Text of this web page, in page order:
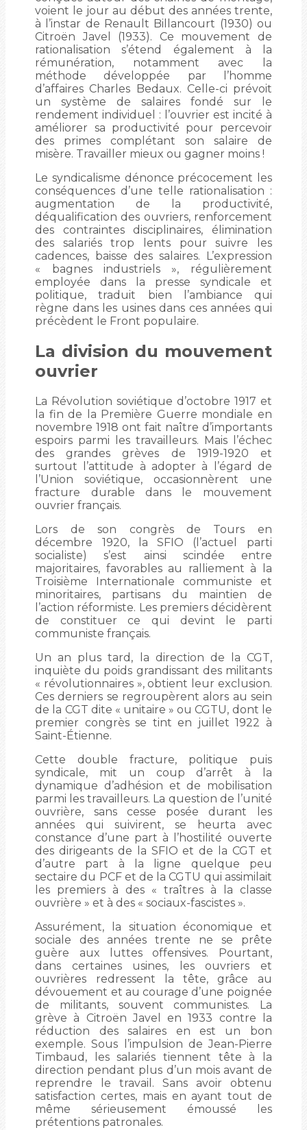
voient le jour au début des années trente,
à l’instar de Renault Billancourt (1930) ou
Citroën Javel (1933). Ce mouvement de
rationalisation s’étend également à la
rémunération, notamment avec la
méthode développée par l’homme
d’affaires Charles Bedaux. Celle-ci prévoit
un système de salaires fondé sur le
rendement individuel : l’ouvrier est incité à
améliorer sa productivité pour percevoir
des primes complétant son salaire de
misère. Travailler mieux ou gagner moins !
Le syndicalisme dénonce précocement les
conséquences d’une telle rationalisation :
augmentation de la productivité,
déqualification des ouvriers, renforcement
des contraintes disciplinaires, élimination
des salariés trop lents pour suivre les
cadences, baisse des salaires. L’expression
« bagnes industriels », régulièrement
employée dans la presse syndicale et
politique, traduit bien l’ambiance qui
règne dans les usines dans ces années qui
précèdent le Front populaire.
La division du mouvement
ouvrier
La Révolution soviétique d’octobre 1917 et
la fin de la Première Guerre mondiale en
novembre 1918 ont fait naître d’importants
espoirs parmi les travailleurs. Mais l’échec
des grandes grèves de 1919-1920 et
surtout l’attitude à adopter à l’égard de
l’Union soviétique, occasionnèrent une
fracture durable dans le mouvement
ouvrier français.
Lors de son congrès de Tours en
décembre 1920, la SFIO (l’actuel parti
socialiste) s’est ainsi scindée entre
majoritaires, favorables au ralliement à la
Troisième Internationale communiste et
minoritaires, partisans du maintien de
l’action réformiste. Les premiers décidèrent
de constituer ce qui devint le parti
communiste français.
Un an plus tard, la direction de la CGT,
inquiète du poids grandissant des militants
« révolutionnaires », obtient leur exclusion.
Ces derniers se regroupèrent alors au sein
de la CGT dite « unitaire » ou CGTU, dont le
premier congrès se tint en juillet 1922 à
Saint-Étienne.
Cette double fracture, politique puis
syndicale, mit un coup d’arrêt à la
dynamique d’adhésion et de mobilisation
parmi les travailleurs. La question de l’unité
ouvrière, sans cesse posée durant les
années qui suivirent, se heurta avec
constance d’une part à l’hostilité ouverte
des dirigeants de la SFIO et de la CGT et
d’autre part à la ligne quelque peu
sectaire du PCF et de la CGTU qui assimilait
les premiers à des « traîtres à la classe
ouvrière » et à des « sociaux-fascistes ».
Assurément, la situation économique et
sociale des années trente ne se prête
guère aux luttes offensives. Pourtant,
dans certaines usines, les ouvriers et
ouvrières redressent la tête, grâce au
dévouement et au courage d’une poignée
de militants, souvent communistes. La
grève à Citroën Javel en 1933 contre la
réduction des salaires en est un bon
exemple. Sous l’impulsion de Jean-Pierre
Timbaud, les salariés tiennent tête à la
direction pendant plus d’un mois avant de
reprendre le travail. Sans avoir obtenu
satisfaction certes, mais en ayant tout de
même sérieusement émoussé les
prétentions patronales.